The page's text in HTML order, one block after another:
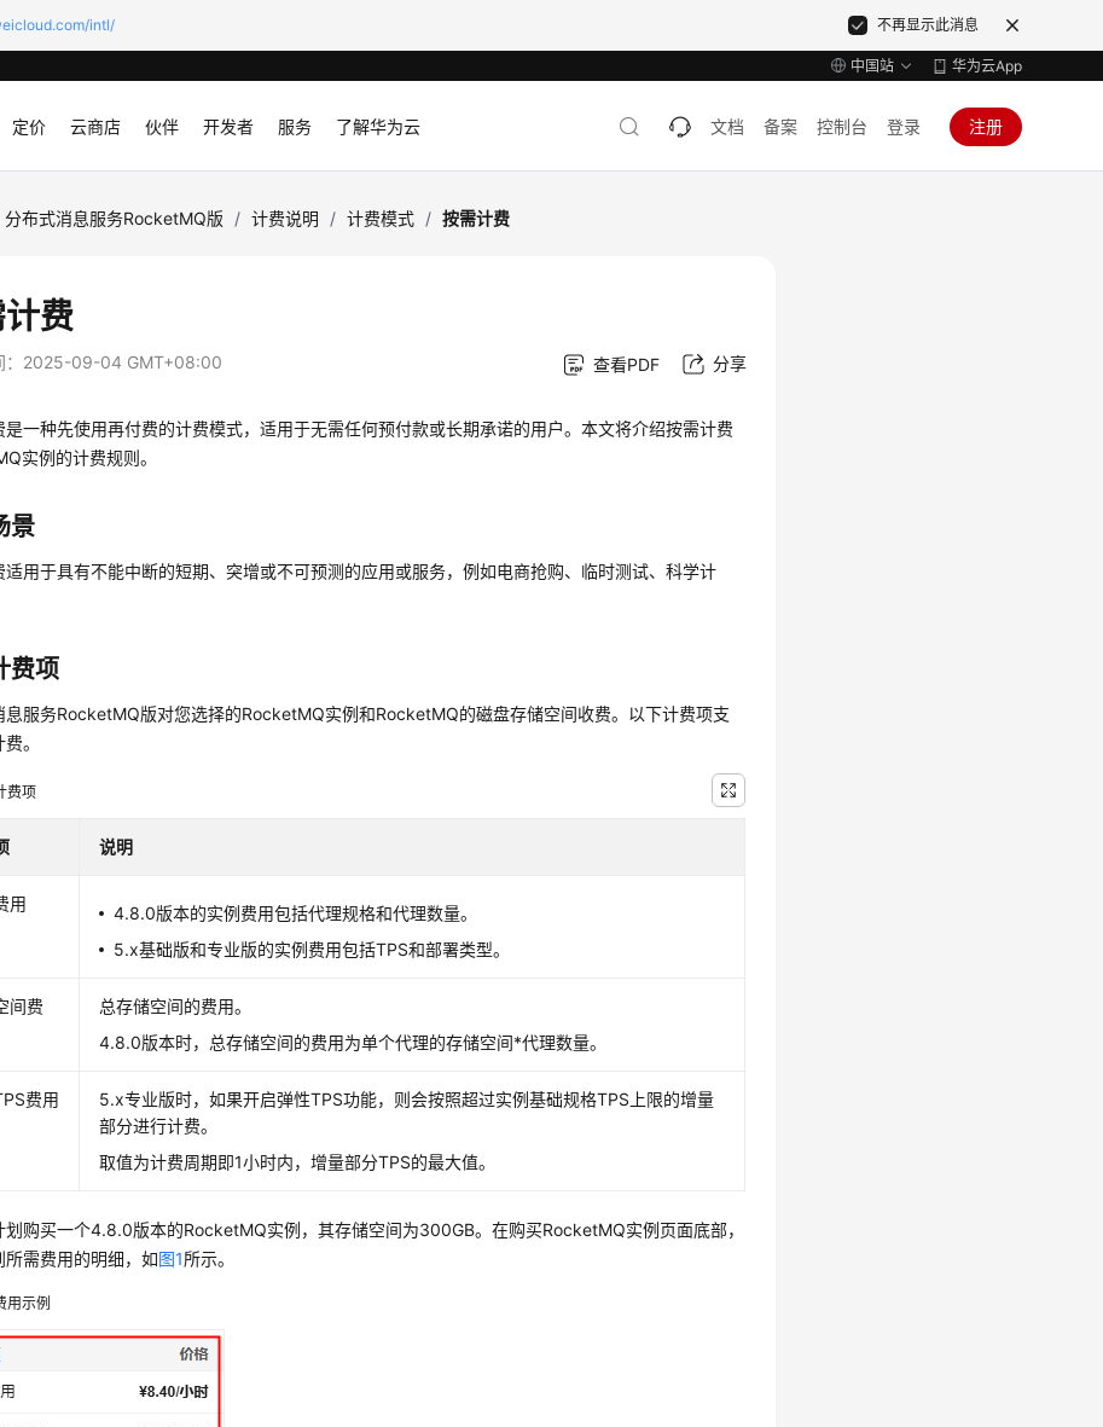
intl/ 不再显示此消息
中国站 华为云App
定价 云商店 伙伴 开发者 服务 了解华为云 文档 备案 控制台 登录 注册
分布式消息服务RocketMQ版 / 计费说明 / 计费模式 / 按需计费
费
2025-09-04 GMT+08:00 查看PDF 分享
是一种先使用再付费的计费模式，适用于无需任何预付款或长期承诺的用户。本文将介绍按需计费
实例的计费规则。
景
适用于具有不能中断的短期、突增或不可预测的应用或服务，例如电商抢购、临时测试、科学计
费项
息服务RocketMQ版对您选择的RocketMQ实例和RocketMQ的磁盘存储空间收费。以下计费项支
。
费项
说明
用
4.8.0版本的实例费用包括代理规格和代理数量。
5.x基础版和专业版的实例费用包括TPS和部署类型。
间费
总存储空间的费用。
4.8.0版本时，总存储空间的费用为单个代理的存储空间*代理数量。
费用
5.x专业版时，如果开启弹性TPS功能，则会按照超过实例基础规格TPS上限的增量
部分进行计费。
取值为计费周期即1小时内，增量部分TPS的最大值。
划购买一个4.8.0版本的RocketMQ实例，其存储空间为300GB。在购买RocketMQ实例页面底部，
所需费用的明细，如图1所示。
用示例